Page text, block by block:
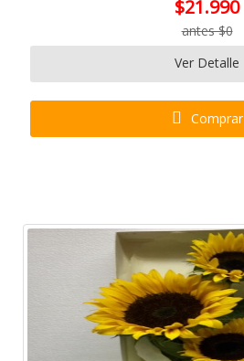
$21.990
antes $0
Ver Detalle
Comprar